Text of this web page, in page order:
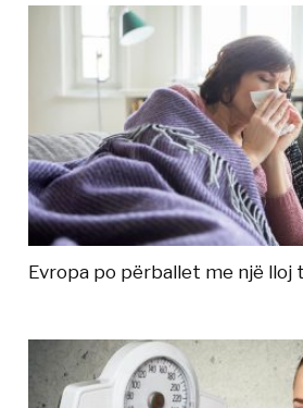
Evropa po përballet me një lloj